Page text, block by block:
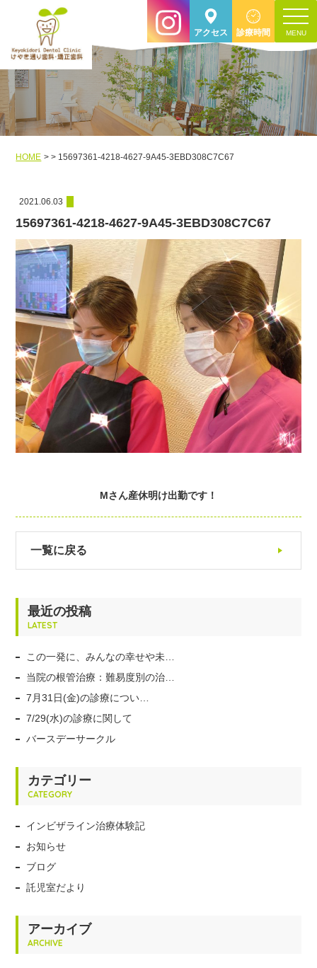
アクセス 診療時間
toggle
HOME 15697361-4218-4627-9A45-3EBD308C7C67
2021.06.03
15697361-4218-4627-9A45-3EBD308C7C67
Mさん産休明け出勤です！
一覧に戻る
最近の投稿
LATEST
この一発に、みんなの幸せや未…
当院の根管治療：難易度別の治…
7月31日(金)の診療につい…
7/29(水)の診療に関して
バースデーサークル
カテゴリー
CATEGORY
インビザライン治療体験記
お知らせ
ブログ
託児室だより
アーカイブ
ARCHIVE